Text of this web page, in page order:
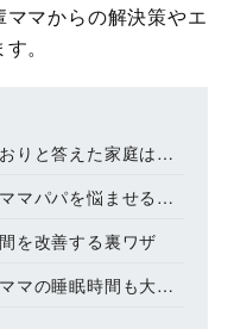
マからの解決策やエ
。
答えた家庭は半数
を悩ませる５つの理由
を改善する裏ワザ
睡眠時間も大切に